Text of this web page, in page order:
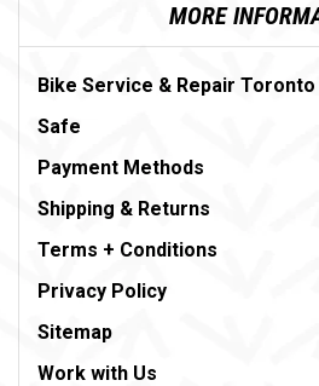
MORE
Bike Service & Repair Toronto
Safe
Payment Methods
Shipping & Returns
Terms + Conditions
Privacy Policy
Sitemap
Work with Us